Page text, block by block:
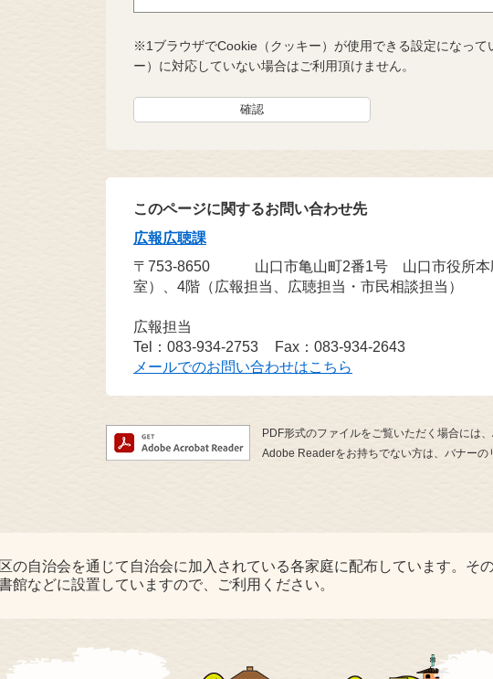
※1ブラウザでCookie（クッキー）が使用できる設定になっ
ー）に対応していない場合はご利用頂けません。
このページに関するお問い合わせ先
広報広聴課
〒753-8650
山口市亀山町2番1号 山口市役所
室）、4階（広報担当、広聴担当・市民相談担当）
広報担当
Tel：083-934-2753
Fax：083-934-2643
メールでのお問い合わせはこちら
PDF形式のファイルをご覧いただく場合には
Adobe Readerをお持ちでない方は、バナー
の自治会を通じて自治会に加入されている各家庭に配布しています。そ
館などに設置していますので、ご利用ください。